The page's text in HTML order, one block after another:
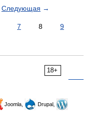
Следующая →
7 8
9
18+
Joomla,
Drupal,